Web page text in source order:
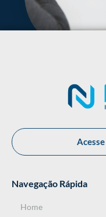
Navegação Rápida
Home